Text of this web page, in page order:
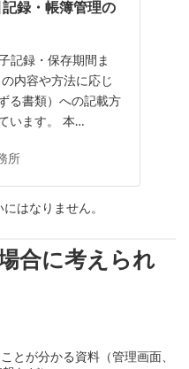
録・帳簿管理の
記録・保存期間ま
内容や方法に応じ
る書類）への記載方
います。 本…
所
はなりません。
合に考えられ
とが分かる資料（管理画面、